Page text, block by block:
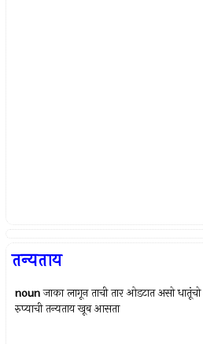
तन्यताय
noun जाका लागून ताची तार ओडटात असो
रुप्याची तन्यताय खूब आसता